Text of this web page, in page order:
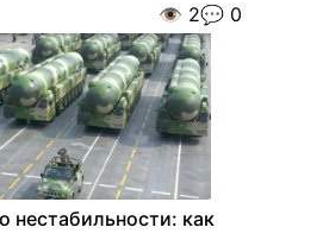
👁️ 2💬 0
нестабильности: как